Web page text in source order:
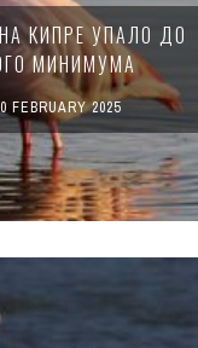
КИПРЕ УПАЛО ДО
МИНИМУМА
FEBRUARY 2025